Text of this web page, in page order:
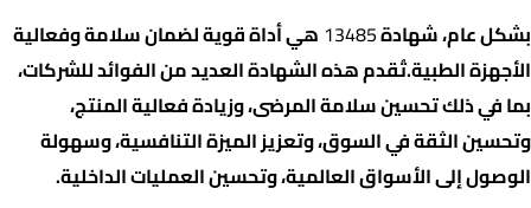
بشكل عام، شهادة13485 هي أداة قوية لضمان سلامة وفعالية
الأجهزة الطبية.تُقدم هذه الشهادة العديد من الفوائد للشركات،
بما في ذلك تحسين سلامة المرضى، وزيادة فعالية المنتج،
وتحسين الثقة في السوق، وتعزيز الميزة التنافسية، وسهولة
الوصول إلى الأسواق العالمية، وتحسين العمليات الداخلية.